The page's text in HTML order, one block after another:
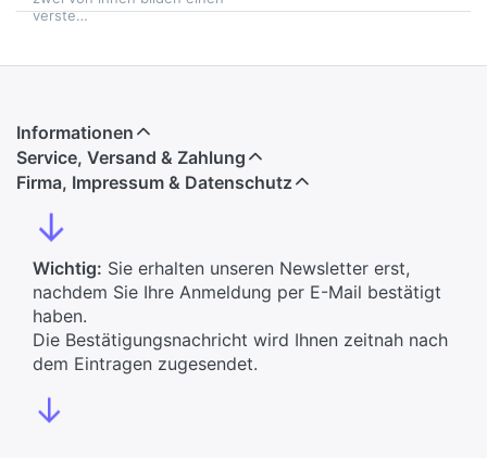
verste…
Informationen
Service, Versand & Zahlung
Firma, Impressum & Datenschutz
↓
Wichtig: Sie erhalten unseren Newsletter erst,
nachdem Sie Ihre Anmeldung per E-Mail bestätigt
haben.
Die Bestätigungsnachricht wird Ihnen zeitnah nach
dem Eintragen zugesendet.
↓